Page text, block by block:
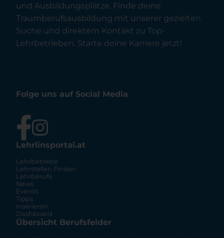
und Ausbildungsplätze. Finde deine
Traumberufsausbildung mit unserer gezielten
Suche und direktem Kontakt zu Top-
Lehrbetrieben. Starte deine Karriere jetzt!
Folge uns auf Social Media
Lehrlinsportal.at
Lehrbetriebe
Lehrstellen Finden
Lehrberufe
News
Events
Tipps
Inserieren
Dashboard
Übersicht Berufsfelder